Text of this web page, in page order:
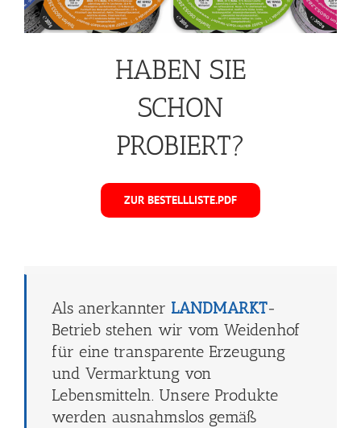
HABEN SIE
SCHON
PROBIERT?
ZUR BESTELLLISTE.PDF
Als anerkannter LANDMARKT-
Betrieb stehen wir vom Weidenhof
für eine transparente Erzeugung
und Vermarktung von
Lebensmitteln. Unsere Produkte
werden ausnahmslos gemäß